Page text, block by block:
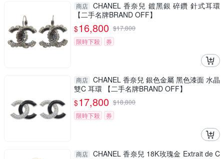
商店 CHANEL 香奈兒 鍍黑銀 碎鑽 針式耳環
【二手名牌BRAND OFF】
$16,800 $17,800
限時下殺
券
商店 CHANEL 香奈兒 銀色金屬 黑色漆面 水晶
雙C 耳環 【二手名牌BRAND OFF】
$17,800 $18,800
限時下殺
券
商店 CHANEL 香奈兒 18K玫瑰金 Extrait de C